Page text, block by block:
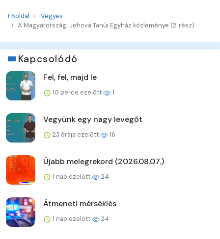
Főoldal
Vegyes
A Magyarországi Jehova Tanúi Egyház közleménye (2. rész)
Kapcsolódó
Fel, fel, majd le
10 perce ezelőtt 1
Vegyünk egy nagy levegőt
23 órája ezelőtt 16
Újabb melegrekord (2026.08.07.)
1 nap ezelőtt 24
Átmeneti mérséklés
1 nap ezelőtt 24